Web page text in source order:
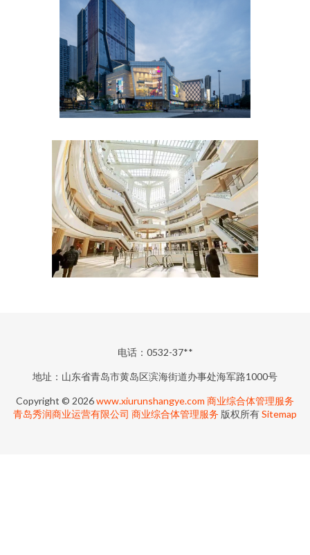
电话：0532-37**
地址：山东省青岛市黄岛区滨海街道办事处海军路1000号
Copyright © 2026www.xiurunshangye.com 商业综合体管理服务
青岛秀润商业运营有限公司 商业综合体管理服务 版权所有Sitemap